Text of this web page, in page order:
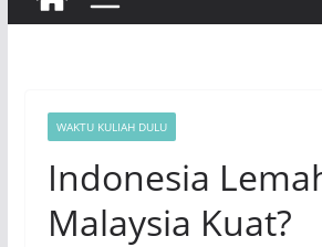
WAKTU KULIAH DULU
Indonesia
Malaysia Kuat?